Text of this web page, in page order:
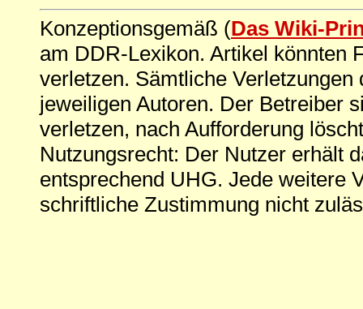
Konzeptionsgemäß (Das Wiki-
am DDR-Lexikon. Artikel könnten
verletzen. Sämtliche
jeweiligen Autoren. Der Betreiber
verletzen, nach Aufforderung
Nutzungsrecht: Der Nutzer erhält
entsprechend UHG. Jede weitere
schriftliche Zustimmung nicht